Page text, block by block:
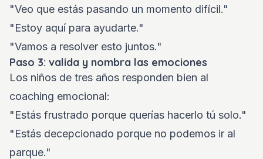
"Veo que estás pasando un momento difícil."
"Estoy aquí para ayudarte."
"Vamos a resolver esto juntos."
Paso 3: valida y nombra las emociones
Los niños de tres años responden bien al
coaching emocional:
"Estás frustrado porque querías hacerlo tú solo."
"Estás decepcionado porque no podemos ir al
parque."